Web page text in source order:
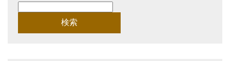
検
索: